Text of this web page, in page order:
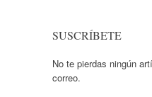
SUSCRÍBETE
No te pierdas ningún
correo.